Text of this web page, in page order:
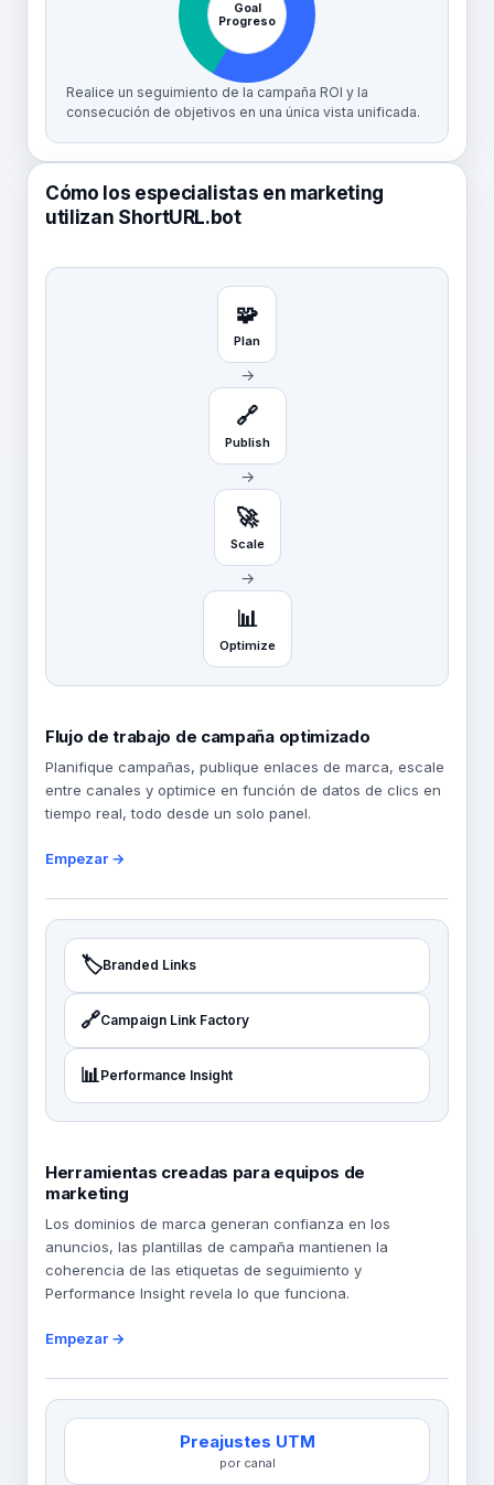
Goal
Progreso
Realice un seguimiento de la campaña ROI y la
consecución de objetivos en una única vista unificada.
Cómo los especialistas en marketing
utilizan ShortURL.bot
🧩
Plan
→
🔗
Publish
→
🚀
Scale
→
📊
Optimize
Flujo de trabajo de campaña optimizado
Planifique campañas, publique enlaces de marca, escale
entre canales y optimice en función de datos de clics en
tiempo real, todo desde un solo panel.
Empezar →
🏷️Branded Links
🔗Campaign Link Factory
📊Performance Insight
Herramientas creadas para equipos de
marketing
Los dominios de marca generan confianza en los
anuncios, las plantillas de campaña mantienen la
coherencia de las etiquetas de seguimiento y
Performance Insight revela lo que funciona.
Empezar →
Preajustes UTM
por canal